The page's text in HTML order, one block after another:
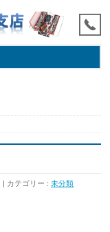
カテゴリー :未分類